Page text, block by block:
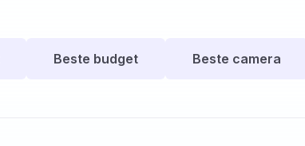
Beste budget Beste camera